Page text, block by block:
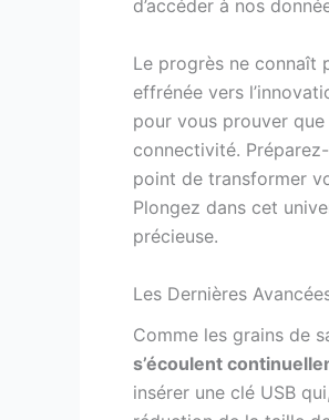
d’accéder à nos
Le progrès ne connaît
effrénée vers
pour vous prouver que
connectivité.
point de transformer
Plongez dans cet
précieuse.
Les Dernières
Comme les grains de
s’écoulent
insérer une clé USB